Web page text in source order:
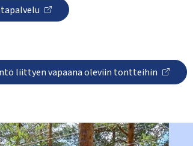
liittyen vapaana oleviin tontteihin